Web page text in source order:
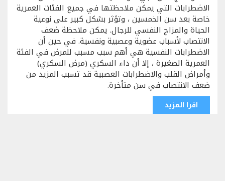
الاضطرابات التي يمكن ملاحظتها في جميع الفئات العمرية
خاصة بعد سن الخمسين ، وتؤثر بشكل كبير على نوعية
الحياة والمزاج النفسي للرجال. يمكن ملاحظة ضعف
الانتصاب لأسباب عضوية وعصبية ونفسية. في حين أن
الاضطرابات النفسية هي أهم سبب مسبب للمرض في الفئة
العمرية الصغيرة ، إلا أن داء السكري (مرض السكري)
وأمراض القلب والاضطرابات العصبية قد تسبب المزيد من
ضعف الانتصاب في سن متأخرة.
اقرا المزيد